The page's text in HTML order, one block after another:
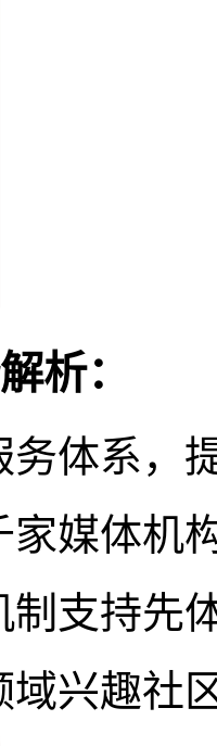
析：
务体系，
家媒体机
制支持先
域兴趣社